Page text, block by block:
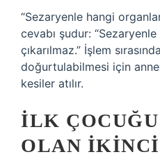
“Sezaryenle hangi
cevabı şudur:
çıkarılmaz.” İşlem
doğurtulabilmesi için
kesiler atılır.
İLK
OLAN